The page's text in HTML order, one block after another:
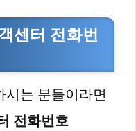
센터 전화번
는 분들이라면
전화번호